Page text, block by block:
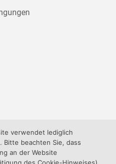
verwendet lediglich
beachten Sie, dass
an der Website